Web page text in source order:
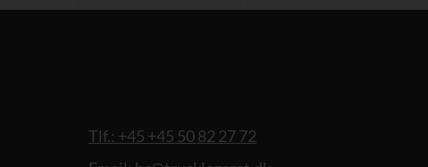
Tlf.: +45 +45 50 82 27 72